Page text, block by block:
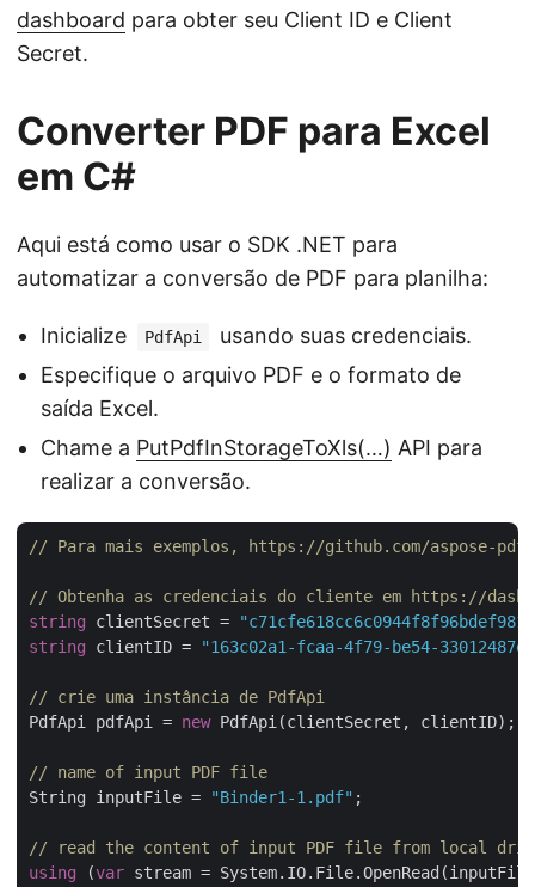
dashboard para obter seu Client ID e Client
Secret.
Converter PDF para Excel
em C#
Aqui está como usar o SDK .NET para
automatizar a conversão de PDF para planilha:
Inicialize PdfApi
usando suas credenciais.
Especifique o arquivo PDF e o formato de
saída Excel.
Chame a PutPdfInStorageToXls(…) API para
realizar a conversão.
// Para mais exemplos, https://github.com/aspose-
// Obtenha as credenciais do cliente em https://
string clientSecret =
string clientID = "163c02a1-fcaa-4f79-be54-
// crie uma instância de PdfApi
PdfApi pdfApi = new PdfApi(clientSecret, clientID);
// name of input PDF file
String inputFile =
"Binder1-1.pdf" ;
// read the content of input PDF file from local
using (var stream =